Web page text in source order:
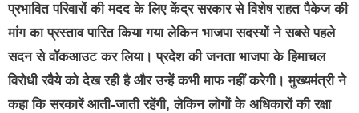
प्रभावित परिवारों की मदद के लिए केंद्र सरकार से विशेष राहत पैकेज की
मांग का प्रस्ताव पारित किया गया लेकिन भाजपा सदस्यों ने सबसे पहले
सदन से वॉकआउट कर लिया। प्रदेश की जनता भाजपा के हिमाचल
विरोधी रवैये को देख रही है और उन्हें कभी माफ नहीं करेगी। मुख्यमंत्री ने
कहा कि सरकारें आती-जाती रहेंगी, लेकिन लोगों के अधिकारों की रक्षा